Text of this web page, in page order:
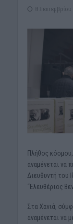
8 Σεπτεμβρίου
Πλήθος
αναμένεται να
Διευθυντή του
“Ελευθέριος
Στα Χανιά,
αναμένεται να